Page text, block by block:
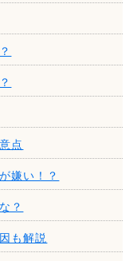
点
嫌い！？
？
も解説